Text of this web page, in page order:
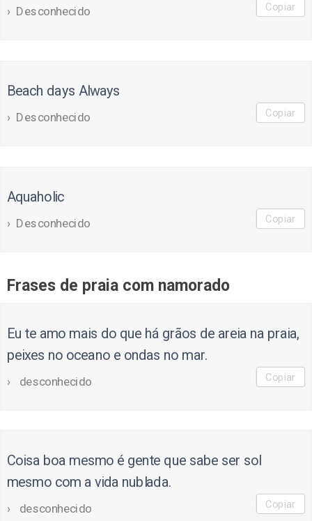
Desconhecido Copiar
Beach days Always
Desconhecido Copiar
Aquaholic
Desconhecido Copiar
Frases de praia com namorado
Eu te amo mais do que há grãos de areia na praia,
peixes no oceano e ondas no mar.
desconhecido Copiar
Coisa boa mesmo é gente que sabe ser sol
mesmo com a vida nublada.
desconhecido Copiar